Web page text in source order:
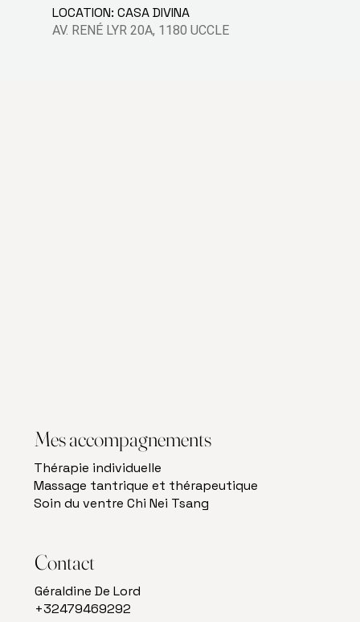
LOCATION: CASA DIVINA
AV. RENÉ LYR 20A, 1180 UCCLE
Mes accompagnements
Thérapie individuelle
Massage tantrique et thérapeutique
Soin du ventre Chi Nei Tsang
Contact
Géraldine De Lord
+32479469292